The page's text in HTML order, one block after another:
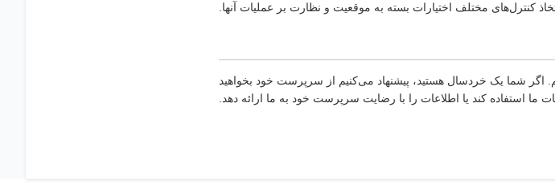
کنترل‌های مختلف اختیارات بسته به موقعیت و نظارت بر عملیات آنها.
شما یک خردسال هستید، پیشنهاد می‌کنیم از سرپرست خود بخواهید
کند یا اطلاعات را با رضایت سرپرست خود به ما ارائه دهد.